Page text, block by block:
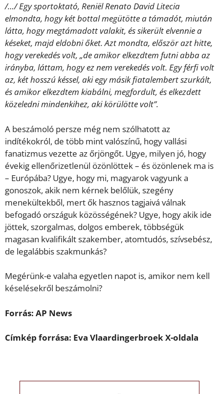
/…/ Egy sportoktató, Reniël Renato David Litecia
elmondta, hogy két bottal megütötte a támadót, miután
látta, hogy megtámadott valakit, és sikerült elvennie a
késeket, majd eldobni őket. Azt mondta, először azt hitte,
hogy verekedés volt, „de amikor elkezdtem futni abba az
irányba, láttam, hogy ez nem verekedés volt. Egy férfi volt
az, két hosszú késsel, aki egy másik fiatalembert szurkált,
és amikor elkezdtem kiabálni, megfordult, és elkezdett
közeledni mindenkihez, aki körülötte volt”.
A beszámoló persze még nem szólhatott az
indítékokról, de több mint valószínű, hogy vallási
fanatizmus vezette az őrjöngőt. Ugye, milyen jó, hogy
évekig ellenőrizetlenül özönlöttek – és özönlenek ma is
– Európába? Ugye, hogy mi, magyarok vagyunk a
gonoszok, akik nem kérnek belőlük, szegény
menekültekből, mert ők hasznos tagjaivá válnak
befogadó országuk közösségének? Ugye, hogy akik ide
jöttek, szorgalmas, dolgos emberek, többségük
magasan kvalifikált szakember, atomtudós, szívsebész,
de legalábbis szakmunkás?
Megérünk-e valaha egyetlen napot is, amikor nem kell
késelésekről beszámolni?
Forrás: AP News
Címkép forrása: Eva VlaardingerbroekX-oldala